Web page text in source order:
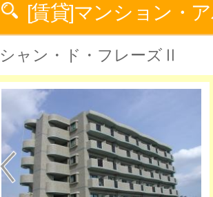
[賃貸]マンション・
シャン・ド・フレーズⅡ